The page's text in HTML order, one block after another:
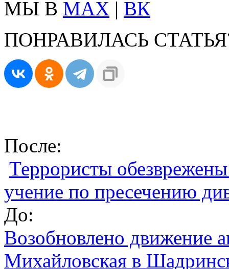
МЫ В MAX | ВК
ПОНРАВИЛАСЬ
После:
Террористы
учение по пресечению
До:
Возобновлено движение
Михайловская в